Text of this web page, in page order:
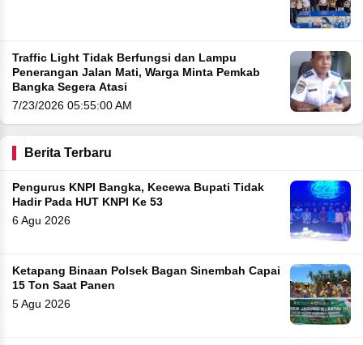
Traffic Light Tidak Berfungsi dan Lampu
Penerangan Jalan Mati, Warga Minta Pemkab
Bangka Segera Atasi
7/23/2026 05:55:00 AM
Berita Terbaru
Pengurus KNPI Bangka, Kecewa Bupati Tidak
Hadir Pada HUT KNPI Ke 53
6 Agu 2026
Ketapang Binaan Polsek Bagan Sinembah Capai
15 Ton Saat Panen
5 Agu 2026